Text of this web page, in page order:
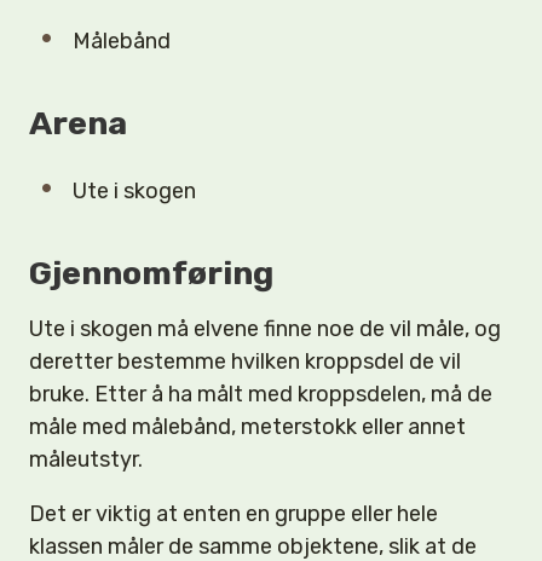
Målebånd
Arena
Ute i skogen
Gjennomføring
Ute i skogen må elvene finne noe de vil måle, og
deretter bestemme hvilken kroppsdel de vil
bruke. Etter å ha målt med kroppsdelen, må de
måle med målebånd, meterstokk eller annet
måleutstyr.
Det er viktig at enten en gruppe eller hele
klassen måler de samme objektene, slik at de